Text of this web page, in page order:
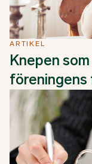
ARTIKEL
Knepen
föreningens